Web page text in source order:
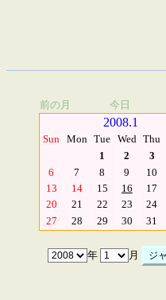
前の月 今日
2008.1
Sun Mon Tue Wed Thu
1
2 3
6
7 8 9 10
13
14 15 16 17
20
21 22 23 24
27
28 29 30 31
年 月